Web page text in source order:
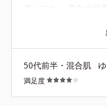
早いです。 美白の
50代前半・混合肌
満足度